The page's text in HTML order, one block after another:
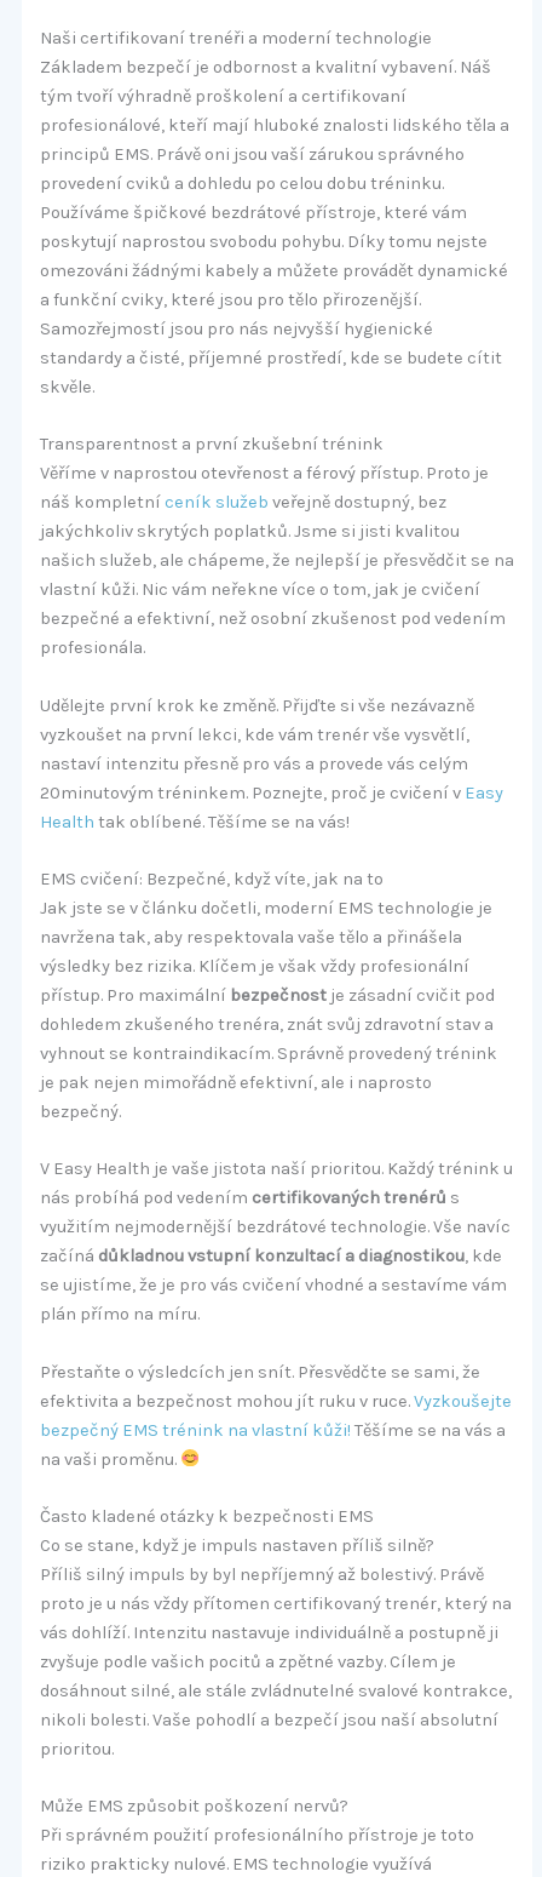
Naši certifikovaní trenéři a moderní technologie
Základem bezpečí je odbornost a kvalitní vybavení. Náš
tým tvoří výhradně proškolení a certifikovaní
profesionálové, kteří mají hluboké znalosti lidského těla a
principů EMS. Právě oni jsou vaší zárukou správného
provedení cviků a dohledu po celou dobu tréninku.
Používáme špičkové bezdrátové přístroje, které vám
poskytují naprostou svobodu pohybu. Díky tomu nejste
omezováni žádnými kabely a můžete provádět dynamické
a funkční cviky, které jsou pro tělo přirozenější.
Samozřejmostí jsou pro nás nejvyšší hygienické
standardy a čisté, příjemné prostředí, kde se budete cítit
skvěle.
Transparentnost a první zkušební trénink
Věříme v naprostou otevřenost a férový přístup. Proto je
náš kompletníceník služeb veřejně dostupný, bez
jakýchkoliv skrytých poplatků. Jsme si jisti kvalitou
našich služeb, ale chápeme, že nejlepší je přesvědčit se na
vlastní kůži. Nic vám neřekne více o tom, jak je cvičení
bezpečné a efektivní, než osobní zkušenost pod vedením
profesionála.
Udělejte první krok ke změně. Přijďte si vše nezávazně
vyzkoušet na první lekci, kde vám trenér vše vysvětlí,
nastaví intenzitu přesně pro vás a provede vás celým
20minutovým tréninkem. Poznejte, proč je cvičení v Easy
Health tak oblíbené. Těšíme se na vás!
EMS cvičení: Bezpečné, když víte, jak na to
Jak jste se v článku dočetli, moderní EMS technologie je
navržena tak, aby respektovala vaše tělo a přinášela
výsledky bez rizika. Klíčem je však vždy profesionální
přístup. Pro maximální bezpečnostje zásadní cvičit pod
dohledem zkušeného trenéra, znát svůj zdravotní stav a
vyhnout se kontraindikacím. Správně provedený trénink
je pak nejen mimořádně efektivní, ale i naprosto
bezpečný.
V Easy Health je vaše jistota naší prioritou. Každý trénink u
nás probíhá pod vedením certifikovaných trenérů s
využitím nejmodernější bezdrátové technologie. Vše navíc
začíná důkladnou vstupní konzultací a diagnostikou, kde
se ujistíme, že je pro vás cvičení vhodné a sestavíme vám
plán přímo na míru.
Přestaňte o výsledcích jen snít. Přesvědčte se sami, že
efektivita a bezpečnost mohou jít ruku v ruce.Vyzkoušejte
bezpečný EMS trénink na vlastní kůži! Těšíme se na vás a
na vaši proměnu.
Často kladené otázky k bezpečnosti EMS
Co se stane, když je impuls nastaven příliš silně?
Příliš silný impuls by byl nepříjemný až bolestivý. Právě
proto je u nás vždy přítomen certifikovaný trenér, který na
vás dohlíží. Intenzitu nastavuje individuálně a postupně ji
zvyšuje podle vašich pocitů a zpětné vazby. Cílem je
dosáhnout silné, ale stále zvládnutelné svalové kontrakce,
nikoli bolesti. Vaše pohodlí a bezpečí jsou naší absolutní
prioritou.
Může EMS způsobit poškození nervů?
Při správném použití profesionálního přístroje je toto
riziko prakticky nulové. EMS technologie využívá